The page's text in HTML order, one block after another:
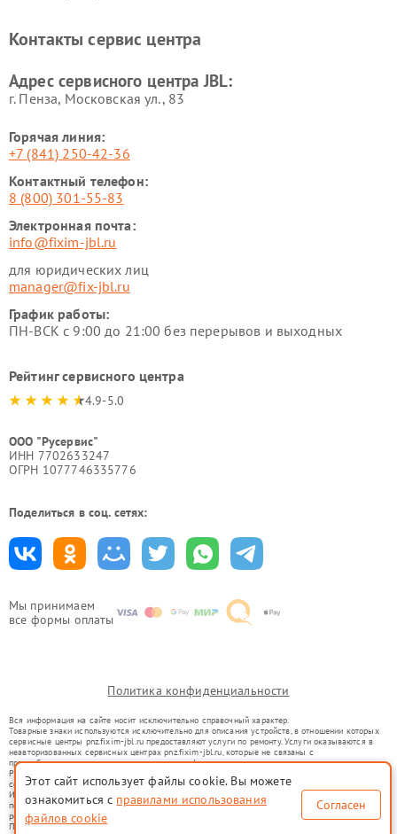
Мы принимаем
все формы оплаты
Контакты сервис центра
Адрес сервисного центра JBL:
г. Пенза, Московская ул., 83
Горячая линия:
+7 (841) 250-42-36
Контактный телефон:
8 (800) 301-55-83
Электронная почта:
info@fixim-jbl.ru
для юридических лиц
manager@fix-jbl.ru
График работы:
ПН-ВСК с 9:00 до 21:00 без перерывов и выходных
Рейтинг сервисного центра
4.9-5.0
ООО "Русервис"
ИНН 7702633247
ОГРН 1077746335776
Поделиться в соц. сетях:
Политика конфиденциальности
Вся информация на сайте носит исключительно справочный характер.
Товарные знаки используются исключительно для описания устройств, в отношении которых
сервисные центры pnz.fixim-jbl.ru предоставляют услуги по ремонту. Услуги оказываются в
неавторизованных сервисных центрах pnz.fixim-jbl.ru, которые не связаны с
правообладателями товарных знаков или их официальными представителями.
Ремонт осуществляется для устройств, уже введенных в гражданский оборот в соответствии
со статьей 1487 ГК РФ.
Использование товарных знаков не преследует цели индивидуализации услуг или введения
потребителей в заблуждение, а служит для информирования о предоставляемых услугах по
ремонту техники указанных брендов.
Представленная на сайте информация не является публичной офертой, определяемой
Этот сайт использует файлы cookie. Вы можете
ознакомиться с правилами использования
файлов cookie
Согласен